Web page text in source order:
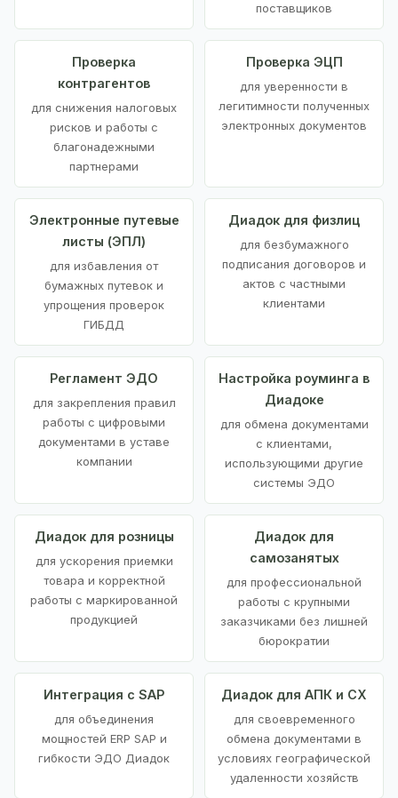
поставщиков
Проверка
контрагентов
для снижения налоговых
рисков и работы с
благонадежными
партнерами
Проверка ЭЦП
для уверенности в
легитимности полученных
электронных документов
Электронные путевые
листы (ЭПЛ)
для избавления от
бумажных путевок и
упрощения проверок
ГИБДД
Диадок для физлиц
для безбумажного
подписания договоров и
актов с частными
клиентами
Регламент ЭДО
для закрепления правил
работы с цифровыми
документами в уставе
компании
Настройка роуминга в
Диадоке
для обмена документами
с клиентами,
использующими другие
системы ЭДО
Диадок для розницы
для ускорения приемки
товара и корректной
работы с маркированной
продукцией
Диадок для
самозанятых
для профессиональной
работы с крупными
заказчиками без лишней
бюрократии
Интеграция с SAP
для объединения
мощностей ERP SAP и
гибкости ЭДО Диадок
Диадок для АПК и СХ
для своевременного
обмена документами в
условиях географической
удаленности хозяйств